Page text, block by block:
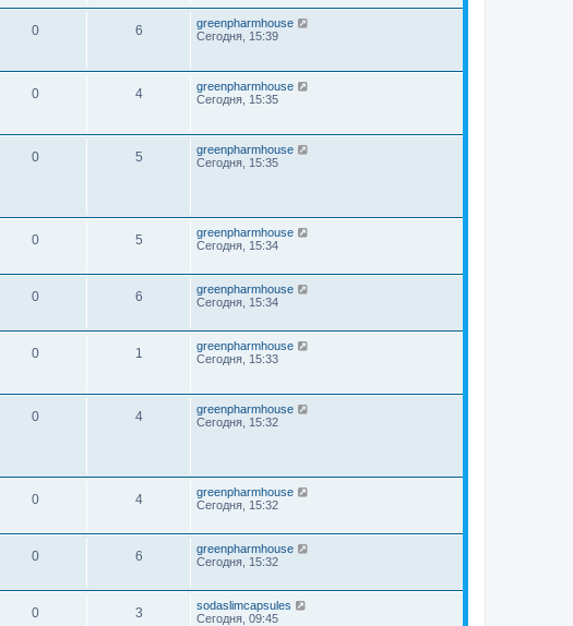
0 6
greenpharmhouse
Сегодня, 15:39
0 4
greenpharmhouse
Сегодня, 15:35
0 5
greenpharmhouse
Сегодня, 15:35
0 5
greenpharmhouse
Сегодня, 15:34
0 6
greenpharmhouse
Сегодня, 15:34
0 1
greenpharmhouse
Сегодня, 15:33
0 4
greenpharmhouse
Сегодня, 15:32
0 4
greenpharmhouse
Сегодня, 15:32
0 6
greenpharmhouse
Сегодня, 15:32
0 3
sodaslimcapsules
Сегодня, 09:45